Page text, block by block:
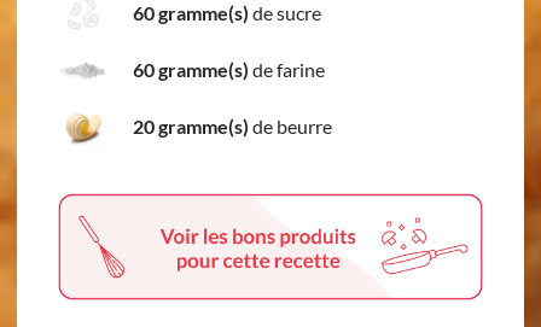
60 gramme(s) de sucre
60 gramme(s) de farine
20 gramme(s) de beurre